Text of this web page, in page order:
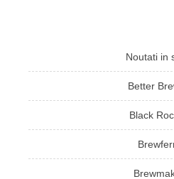
Noutati in
Better
Black